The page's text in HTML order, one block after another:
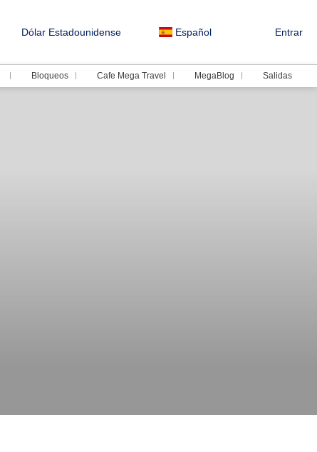
Dólar Estadounidense Español Entrar
Bloqueos Cafe Mega Travel MegaBlog Salidas